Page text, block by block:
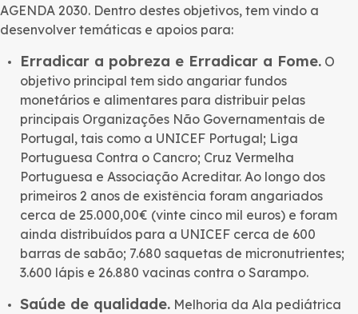
AGENDA 2030. Dentro destes objetivos, tem vindo a
desenvolver temáticas e apoios para:
Erradicar a pobreza e Erradicar a Fome. O
objetivo principal tem sido angariar fundos
monetários e alimentares para distribuir pelas
principais Organizações Não Governamentais de
Portugal, tais como a UNICEF Portugal; Liga
Portuguesa Contra o Cancro; Cruz Vermelha
Portuguesa e Associação Acreditar. Ao longo dos
primeiros 2 anos de existência foram angariados
cerca de 25.000,00€ (vinte cinco mil euros) e foram
ainda distribuídos para a UNICEF cerca de 600
barras de sabão; 7.680 saquetas de micronutrientes;
3.600 lápis e 26.880 vacinas contra o Sarampo.
Saúde de qualidade. Melhoria da Ala pediátrica